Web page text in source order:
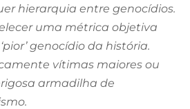
hierarquia entre genocídios.
uma métrica objetiva
genocídio da história.
vítimas maiores ou
armadilha de